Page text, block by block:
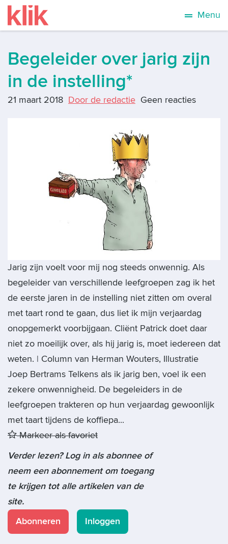
Menu
Begeleider over jarig zijn
in de instelling*
21 maart 2018 Door de redactie Geen reacties
Jarig zijn voelt voor mij nog steeds onwennig. Als
begeleider van verschillende leefgroepen zag ik het
de eerste jaren in de instelling niet zitten om overal
met taart rond te gaan, dus liet ik mijn verjaardag
onopgemerkt voorbijgaan. Cliënt Patrick doet daar
niet zo moeilijk over, als hij jarig is, moet iedereen dat
weten. | Column van Herman Wouters, Illustratie
Joep Bertrams Telkens als ik jarig ben, voel ik een
zekere onwennigheid. De begeleiders in de
leefgroepen trakteren op hun verjaardag gewoonlijk
met taart tijdens de koffiepa...
Markeer als favoriet
Verder lezen? Log in als abonnee of
neem een abonnement om toegang
te krijgen tot alle artikelen van de
site.
Abonneren
Inloggen